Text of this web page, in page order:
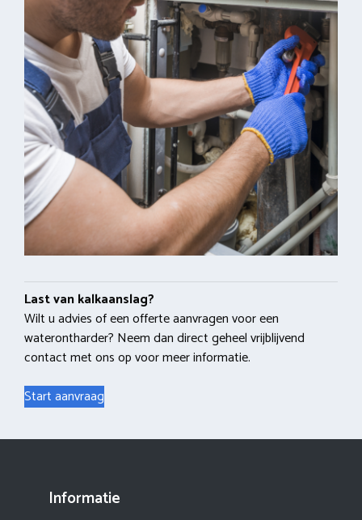
Last van kalkaanslag?
Wilt u advies of een offerte aanvragen voor een
waterontharder? Neem dan direct geheel vrijblijvend
contact met ons op voor meer informatie.
Start aanvraag
Informatie